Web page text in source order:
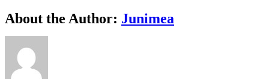
Facebook
X
Bluesky
Reddit
LinkedIn
WhatsApp
Telegram
Tumblr
Xing
Email
Copy
Link
About the Author: Junimea